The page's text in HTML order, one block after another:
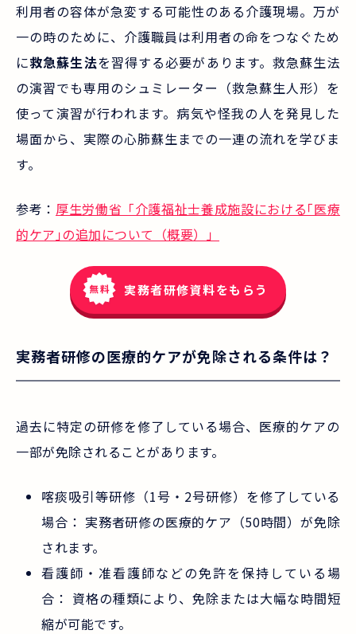
利用者の容体が急変する可能性のある介護現場。万が
一の時のために、介護職員は利用者の命をつなぐため
に救急蘇生法を習得する必要があります。救急蘇生法
の演習でも専用のシュミレーター（救急蘇生人形）を
使って演習が行われます。病気や怪我の人を発見した
場面から、実際の心肺蘇生までの一連の流れを学びま
す。
参考： 厚生労働省「介護福祉士養成施設における｢医療
的ケア｣の追加について（概要）」
実務者研修資料をもらう
実務者研修の医療的ケアが免除される条件は？
過去に特定の研修を修了している場合、医療的ケアの
一部が免除されることがあります。
喀痰吸引等研修（1号・2号研修）を修了している
場合： 実務者研修の医療的ケア（50時間）が免除
されます。
看護師・准看護師などの免許を保持している場
合： 資格の種類により、免除または大幅な時間短
縮が可能です。